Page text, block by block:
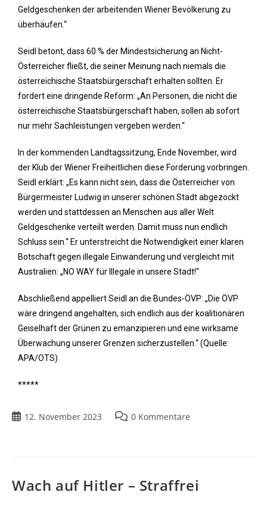
Geldgeschenken der arbeitenden Wiener Bevölkerung zu
überhäufen.“
Seidl betont, dass 60 % der Mindestsicherung an Nicht-
Österreicher fließt, die seiner Meinung nach niemals die
österreichische Staatsbürgerschaft erhalten sollten. Er
fordert eine dringende Reform: „An Personen, die nicht die
österreichische Staatsbürgerschaft haben, sollen ab sofort
nur mehr Sachleistungen vergeben werden.“
In der kommenden Landtagssitzung, Ende November, wird
der Klub der Wiener Freiheitlichen diese Forderung vorbringen.
Seidl erklärt: „Es kann nicht sein, dass die Österreicher von
Bürgermeister Ludwig in unserer schönen Stadt abgezockt
werden und stattdessen an Menschen aus aller Welt
Geldgeschenke verteilt werden. Damit muss nun endlich
Schluss sein.“ Er unterstreicht die Notwendigkeit einer klaren
Botschaft gegen illegale Einwanderung und vergleicht mit
Australien: „NO WAY für Illegale in unsere Stadt!“
Abschließend appelliert Seidl an die Bundes-ÖVP: „Die ÖVP
wäre dringend angehalten, sich endlich aus der koalitionären
Geiselhaft der Grünen zu emanzipieren und eine wirksame
Überwachung unserer Grenzen sicherzustellen.“ (Quelle:
APA/OTS)
*****
12. November 2023 0 Kommentare
Wach auf Hitler – Straffrei